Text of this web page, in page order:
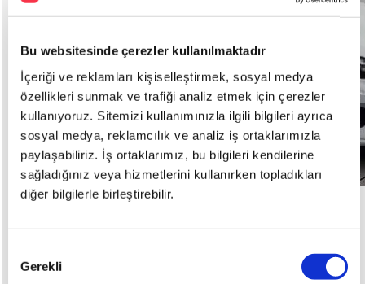
Bu websitesinde çerezler kullanılmaktadır
İçeriği ve reklamları kişiselleştirmek, sosyal medya
özellikleri sunmak ve trafiği analiz etmek için çerezler
kullanıyoruz. Sitemizi kullanımınızla ilgili bilgileri ayrıca
sosyal medya, reklamcılık ve analiz iş ortaklarımızla
paylaşabiliriz. İş ortaklarımız, bu bilgileri kendilerine
sağladığınız veya hizmetlerini kullanırken topladıkları
diğer bilgilerle birleştirebilir.
Seçimi
Gerekli
Kredi Fırsatı
Renault